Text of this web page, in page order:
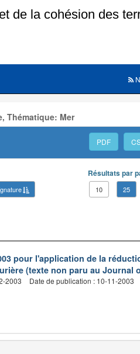
Thématique: Mer
PDF
Résultats par
10 25
pour l'application de la
(texte non paru au Journal
2003 Date de publication : 10-11-2003